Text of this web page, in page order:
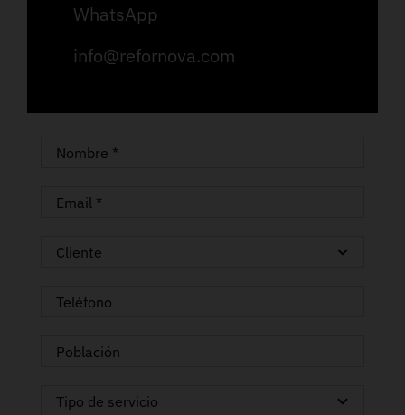
WhatsApp
info@refornova.com